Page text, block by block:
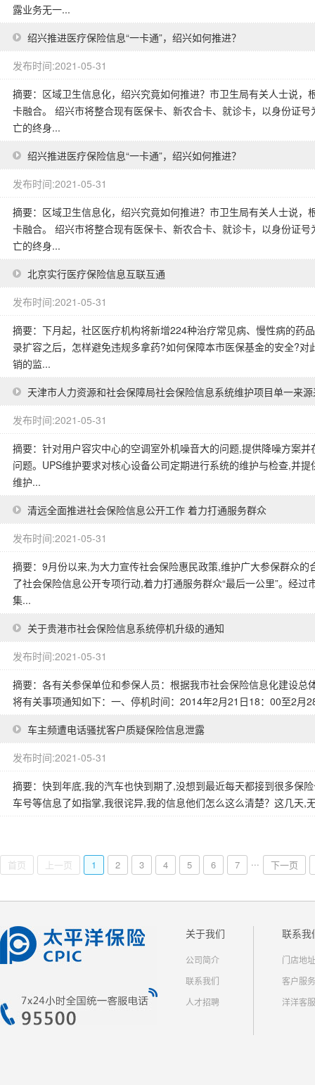
露业务无一...
绍兴推进医疗保险信息“一卡通”，绍兴如何推进？
发布时间:2021-05-31
摘要：区域卫生信息化，绍兴究竟如何推进？市卫生局有关人士说
卡融合。 绍兴市将整合现有医保卡、新农合卡、就诊卡，以身份证
亡的终身...
绍兴推进医疗保险信息“一卡通”，绍兴如何推进？
发布时间:2021-05-31
摘要：区域卫生信息化，绍兴究竟如何推进？市卫生局有关人士说
卡融合。 绍兴市将整合现有医保卡、新农合卡、就诊卡，以身份证
亡的终身...
北京实行医疗保险信息互联互通
发布时间:2021-05-31
摘要：下月起，社区医疗机构将新增224种治疗常见病、慢性病的药
录扩容之后，怎样避免违规多拿药?如何保障本市医保基金的安全?
销的监...
天津市人力资源和社会保障局社会保险信息系统维护项目单一来
发布时间:2021-05-31
摘要：针对用户容灾中心的空调室外机噪音大的问题,提供降噪方案
问题。UPS维护要求对核心设备公司定期进行系统的维护与检查,并
维护...
清远全面推进社会保险信息公开工作 着力打通服务群众
发布时间:2021-05-31
摘要：9月份以来,为大力宣传社会保险惠民政策,维护广大参保群众
了社会保险信息公开专项行动,着力打通服务群众“最后一公里”。经
集...
关于贵港市社会保险信息系统停机升级的通知
发布时间:2021-05-31
摘要：各有关参保单位和参保人员：根据我市社会保险信息化建设
将有关事项通知如下：一、停机时间：2014年2月21日18：00至2月
车主频遭电话骚扰客户质疑保险信息泄露
发布时间:2021-05-31
摘要：快到年底,我的汽车也快到期了,没想到最近每天都接到很多保
车号等信息了如指掌,我很诧异,我的信息他们怎么这么清楚？这几天,
首页 上一页 1 2 3 4 5 6 7 ... 下一页
关于我们
公司简介
联系我们
人才招聘
联系我
门店地址
客户服务
洋洋客服